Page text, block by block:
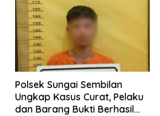
Polsek Sungai Sembilan
Ungkap Kasus Curat, Pelaku
dan Barang Bukti Berhasil